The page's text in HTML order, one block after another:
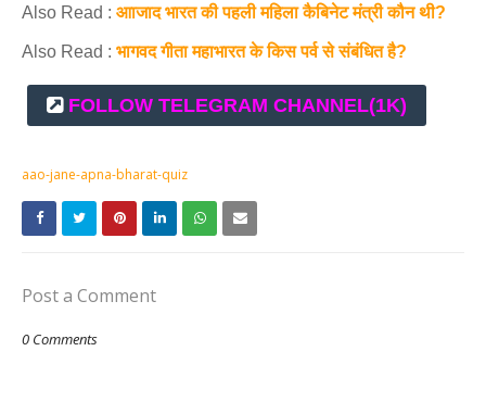
Also Read : आाजाद भारत की पहली महिला कैबिनेट मंत्री कौन थी?
Also Read : भागवद गीता महाभारत के किस पर्व से संबंधित है?
FOLLOW TELEGRAM CHANNEL(1K)
aao-jane-apna-bharat-quiz
Post a Comment
0 Comments